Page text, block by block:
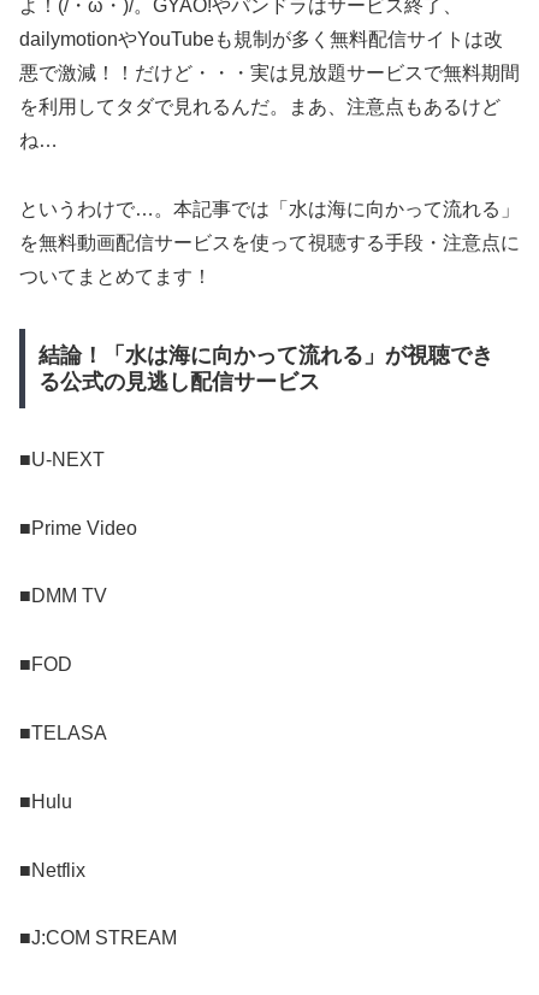
よ！(/・ω・)/。GYAO!やパンドラはサービス終了、
dailymotionやYouTubeも規制が多く無料配信サイトは改
悪で激減！！だけど・・・実は見放題サービスで無料期間
を利用してタダで見れるんだ。まあ、注意点もあるけど
ね…
というわけで…。本記事では「水は海に向かって流れる」
を無料動画配信サービスを使って視聴する手段・注意点に
ついてまとめてます！
結論！「水は海に向かって流れる」が視聴でき
る公式の見逃し配信サービス
■U-NEXT
■Prime Video
■DMM TV
■FOD
■TELASA
■Hulu
■Netflix
■J:COM STREAM